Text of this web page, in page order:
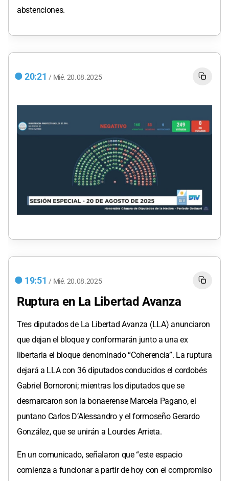
abstenciones.
20:21 / Mié. 20.08.2025
19:51 / Mié. 20.08.2025
Ruptura en La Libertad Avanza
Tres diputados de La Libertad Avanza (LLA) anunciaron
que dejan el bloque y conformarán junto a una ex
libertaria el bloque denominado “Coherencia”. La ruptura
dejará a LLA con 36 diputados conducidos el cordobés
Gabriel Bornoroni; mientras los diputados que se
desmarcaron son la bonaerense Marcela Pagano, el
puntano Carlos D’Alessandro y el formoseño Gerardo
González, que se unirán a Lourdes Arrieta.
En un comunicado, señalaron que “este espacio
comienza a funcionar a partir de hoy con el compromiso